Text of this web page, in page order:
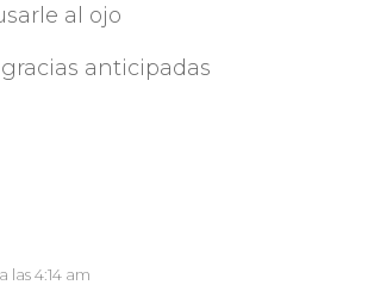
al ojo
anticipadas
las 4:14 am